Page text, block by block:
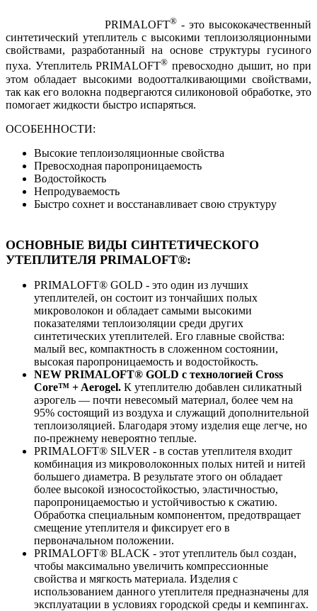
PRIMALOFT® - это высококачественный
синтетический утеплитель с высокими теплоизоляционными
свойствами, разработанный на основе структуры гусиного
пуха. Утеплитель PRIMALOFT® превосходно дышит, но при
этом обладает высокими водоотталкивающими свойствами,
так как его волокна подвергаются силиконовой обработке, это
помогает жидкости быстро испаряться.
ОСОБЕННОСТИ:
Высокие теплоизоляционные свойства
Превосходная паропроницаемость
Водостойкость
Непродуваемость
Быстро сохнет и восстанавливает свою структуру
ОСНОВНЫЕ ВИДЫ СИНТЕТИЧЕСКОГО
УТЕПЛИТЕЛЯ PRIMALOFT®:
PRIMALOFT® GOLD - это один из лучших
утеплителей, он состоит из тончайших полых
микроволокон и обладает самыми высокими
показателями теплоизоляции среди других
синтетических утеплителей. Его главные свойства:
малый вес, компактность в сложенном состоянии,
высокая паропроницаемость и водостойкость.
NEW PRIMALOFT® GOLD с технологией Cross
Core™ + Aerogel. К утеплителю добавлен силикатный
аэрогель — почти невесомый материал, более чем на
95% состоящий из воздуха и служащий дополнительной
теплоизоляцией. Благодаря этому изделия еще легче, но
по-прежнему невероятно теплые.
PRIMALOFT® SILVER - в состав утеплителя входит
комбинация из микроволоконных полых нитей и нитей
большего диаметра. В результате этого он обладает
более высокой износостойкостью, эластичностью,
паропроницаемостью и устойчивостью к сжатию.
Обработка специальным компонентом, предотвращает
смещение утеплителя и фиксирует его в
первоначальном положении.
PRIMALOFT® BLACK - этот утеплитель был создан,
чтобы максимально увеличить компрессионные
свойства и мягкость материала. Изделия с
использованием данного утеплителя предназначены для
эксплуатации в условиях городской среды и кемпингах.